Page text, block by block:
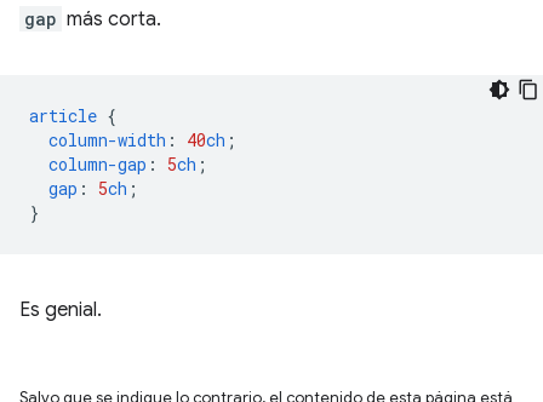
gap más corta.
article {
column-width : 40ch ;
column-gap : 5ch ;
gap : 5ch ;
}
Es genial.